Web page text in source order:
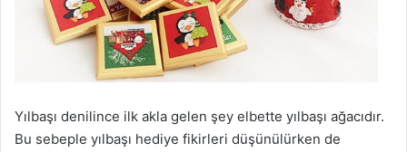
Yılbaşı denilince ilk akla gelen şey elbette yılbaşı ağacıdır.
Bu sebeple yılbaşı hediye fikirleri düşünülürken de